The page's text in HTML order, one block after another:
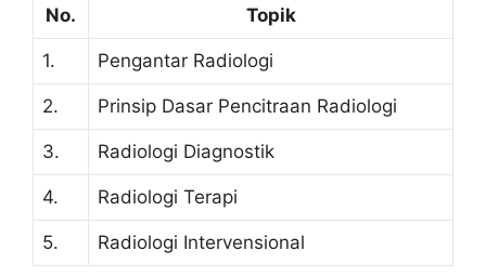
No. Topik
1. Pengantar Radiologi
2. Prinsip Dasar Pencitraan Radiologi
3. Radiologi Diagnostik
4. Radiologi Terapi
5. Radiologi Intervensional